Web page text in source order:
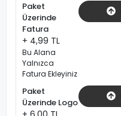
Paket
Üzerinde
Fatura
+ 4,99 TL
Bu Alana
Yalnızca
Fatura Ekleyiniz
Paket
Üzerinde Logo